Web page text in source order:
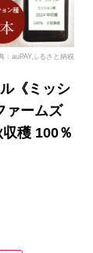
：auPAYふるさと納税
《ミッシ
ァームズ
穫 100％